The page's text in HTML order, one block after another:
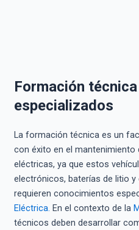
Formación
especializados
La formación técnica es un
con éxito en el
eléctricas, ya que estos
electrónicos, baterías de litio
requieren conocimientos
Eléctrica. En el contexto de la
técnicos deben desarrollar